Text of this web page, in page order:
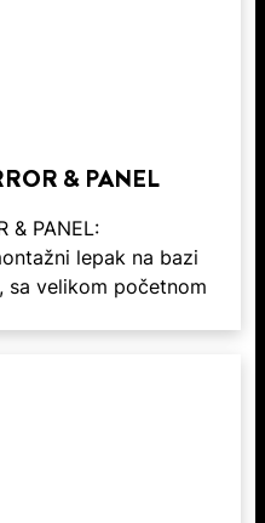
& PANEL
& PANEL:
lepak na bazi
sa velikom početnom